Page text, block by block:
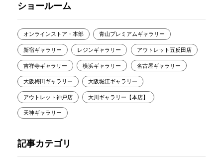
ショールーム
オンラインストア・本部 青山プレミアムギャラリー
新宿ギャラリー レジンギャラリー アウトレット五反田店
吉祥寺ギャラリー 横浜ギャラリー 名古屋ギャラリー
大阪梅田ギャラリー 大阪堀江ギャラリー
アウトレット神戸店 大川ギャラリー【本店】
天神ギャラリー
記事カテゴリ